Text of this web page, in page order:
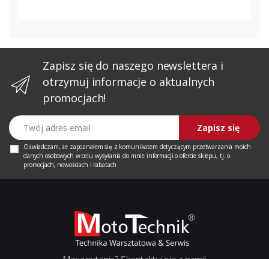
Zapisz się do naszego newslettera i
otrzymuj informacje o aktualnych
promocjach!
Twój adres email
Zapisz się
Oświadczam, że zapoznałem się z komunikatem dotyczącym przetwarzania moich
danych osobowych w celu wysyłania do mnie informacji o ofercie sklepu, tj. o
promocjach, nowościach i rabatach